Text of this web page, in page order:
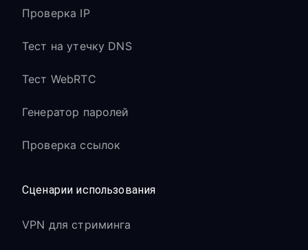
Проверка IP
Тест на утечку DNS
Тест WebRTC
Генератор паролей
Проверка ссылок
Сценарии использования
VPN для стриминга